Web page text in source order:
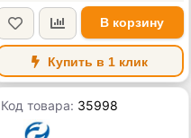
В корзину
Купить в 1 клик
Код товара: 35998